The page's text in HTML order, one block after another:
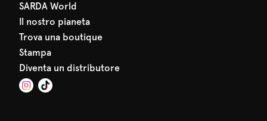
SARDA World
Il nostro pianeta
Trova una boutique
Stampa
Diventa un distributore